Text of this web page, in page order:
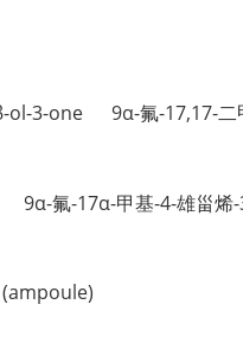
3-one 9α-氟-17,17-二
氟-17α-甲基-4-雄甾烯-